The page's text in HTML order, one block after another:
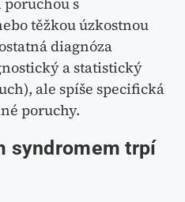
těžkou úzkostnou
diagnóza
a statistický
ale spíše specifická
poruchy.
syndromem trpí